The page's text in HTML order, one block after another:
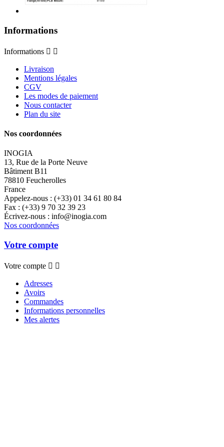
Informations
Informations  
Livraison
Mentions légales
CGV
Les modes de paiement
Nous contacter
Plan du site
Nos coordonnées
INOGIA
13, Rue de la Porte Neuve
Bâtiment B11
78810 Feucherolles
France
Appelez-nous : (+33) 01 34 61 80 84
Fax : (+33) 9 70 32 39 23
Écrivez-nous : info@inogia.com
Nos coordonnées
Votre compte
Votre compte  
Adresses
Avoirs
Commandes
Informations personnelles
Mes alertes